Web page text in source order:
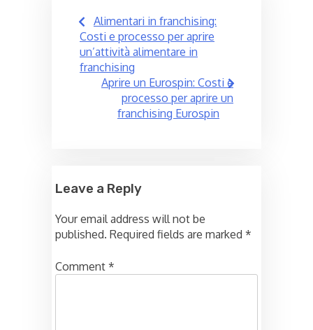
Post
navigation
Alimentari in franchising:
Costi e processo per aprire
un’attività alimentare in
franchising
Aprire un Eurospin: Costi e
processo per aprire un
franchising Eurospin
Leave a Reply
Your email address will not be
published. Required fields are marked *
Comment *